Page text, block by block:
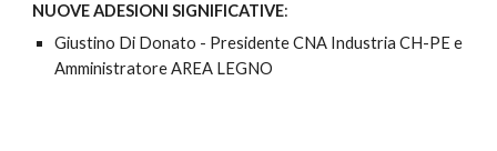
NUOVE ADESIONI SIGNIFICATIVE:
Giustino Di Donato - Presidente CNA Industria CH-PE e
Amministratore AREA LEGNO